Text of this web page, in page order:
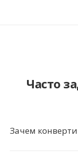
Часто
Зачем